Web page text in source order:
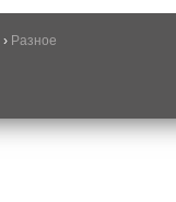
› Разное